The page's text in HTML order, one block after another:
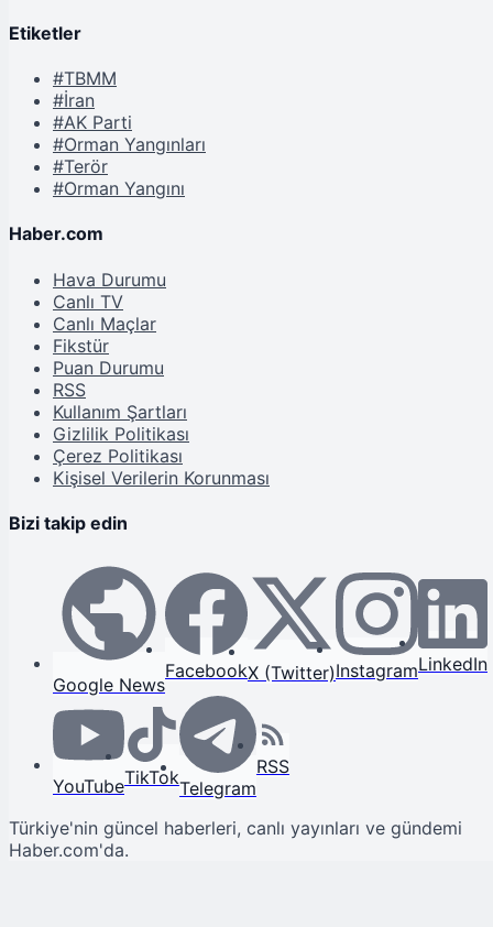
Etiketler
#TBMM
#İran
#AK Parti
#Orman Yangınları
#Terör
#Orman Yangını
Haber.com
Hava Durumu
Canlı TV
Canlı Maçlar
Fikstür
Puan Durumu
RSS
Kullanım Şartları
Gizlilik Politikası
Çerez Politikası
Kişisel Verilerin Korunması
Bizi takip edin
Google News
FacebookX (Twitter)InstagramLinkedIn
YouTubeTikTokTelegram
RSS
Türkiye'nin güncel haberleri, canlı yayınları ve gündemi
Haber.com'da.